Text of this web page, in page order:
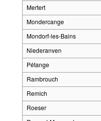
Mertert
Mondercange
Mondorf-les-Bains
Niederanven
Pétange
Rambrouch
Remich
Roeser